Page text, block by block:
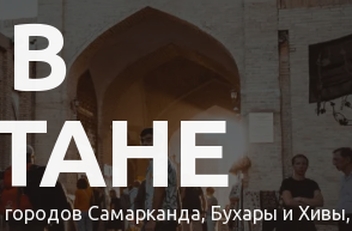
Самарканда, Бухары и Хивы,